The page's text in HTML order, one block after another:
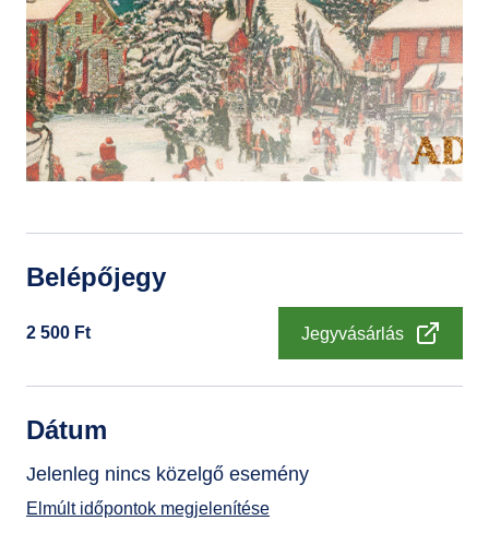
GYIK
Belépőjegy
2 500 Ft Jegyvásárlás
Dátum
Jelenleg nincs közelgő esemény
Elmúlt időpontok megjelenítése